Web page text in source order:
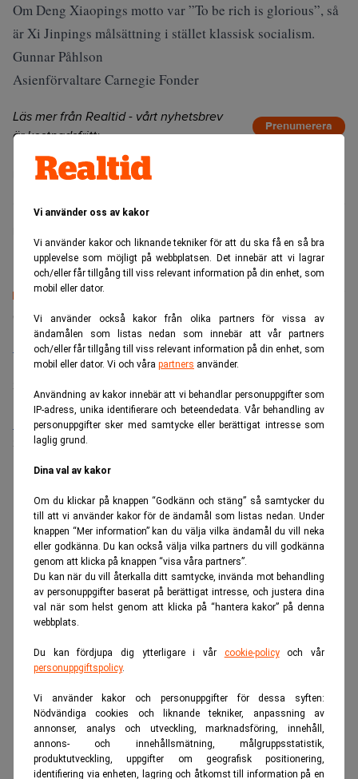
Vi använder oss av kakor
Vi använder kakor och liknande tekniker för att du ska få en så bra
upplevelse som möjligt på webbplatsen. Det innebär att vi lagrar
och/eller får tillgång till viss relevant information på din enhet, som
mobil eller dator.
Vi använder också kakor från olika partners för vissa av
ändamålen som listas nedan som innebär att vår partners
och/eller får tillgång till viss relevant information på din enhet, som
mobil eller dator. Vi och våra partners använder.
Användning av kakor innebär att vi behandlar personuppgifter som
IP-adress, unika identifierare och beteendedata. Vår behandling av
personuppgifter sker med samtycke eller berättigat intresse som
laglig grund.
Dina val av kakor
Om du klickar på knappen “Godkänn och stäng” så samtycker du
till att vi använder kakor för de ändamål som listas nedan. Under
knappen “Mer information” kan du välja vilka ändamål du vill neka
eller godkänna. Du kan också välja vilka partners du vill godkänna
genom att klicka på knappen “visa våra partners”.
Du kan när du vill återkalla ditt samtycke, invända mot behandling
av personuppgifter baserat på berättigat intresse, och justera dina
val när som helst genom att klicka på “hantera kakor” på denna
webbplats.
Du kan fördjupa dig ytterligare i vår cookie-policyoch vår
personuppgiftspolicy.
Vi använder kakor och personuppgifter för dessa syften:
Nödvändiga cookies och liknande tekniker, anpassning av
annonser, analys och utveckling, marknadsföring, innehåll,
annons- och innehållsmätning, målgruppsstatistik,
produktutveckling, uppgifter om geografisk positionering,
identifiering via enheten, lagring och åtkomst till information på en
Om Deng Xiaopings motto var ”To be rich is glorious”, så
är Xi Jinpings målsättning i stället klassisk socialism.
Gunnar Påhlson
Asienförvaltare Carnegie Fonder
Läs mer från Realtid - vårt nyhetsbrev
är kostnadsfritt:
Prenumerera
Carnegie Fonder
Senaste lediga jobben
Bolagsjurist till Eltel AB
Placering:Bromma, Stockholm
Sista ansökningsdag:
21/08/2026
Medarbetare inom Intern styrning och kontroll till Alecta
Sista ansökningsdag: